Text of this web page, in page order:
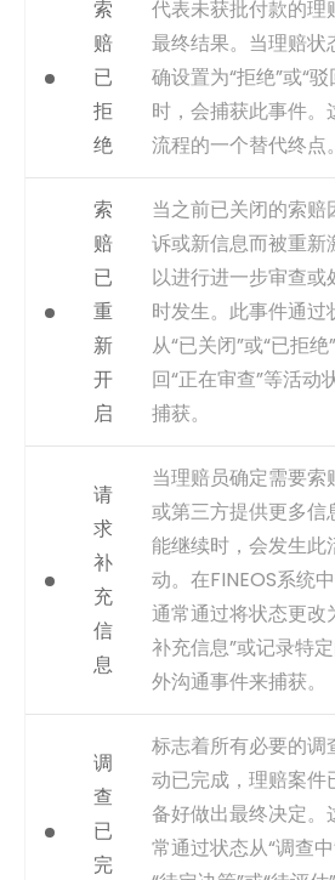
捕获
使用财务
据字段的“
间，能揭示
志着内部处
对于分析等
至关重要。
获取方式
可从理赔状
更为‘活跃’
间戳推断。
事件也可能
戳。
捕获
状态从
（待补充信
状态的
事件类型 inferred
索
赔
已
拒
绝
代表未获批付款的理
最终结果。当理赔状
确设置为“拒绝”或“驳
时，会捕获此事件。
流程的一个替代终点。
为何重要
此活动是流
点。分析导
以深入了解
单解读或潜
获取方式
可从状态历
状态被记录
绝’的时间戳
捕获
绝）或
的
事件类型 inferred
索
赔
已
重
新
开
启
当之前已关闭的索赔
诉或新信息而被重新
以进行进一步审查或
时发生。此事件通过
从“已关闭”或“已拒绝
回“正在审查”等活动
捕获。
为何重要
跟踪重新开
流程异常和
能突出显示
的case，
成本。
获取方式
可从状态从
闭’）变更
（如‘已重新
推断。这需
变化的序列
捕获
识别状态从
的时间戳。
事件类型 inferred
请
求
补
充
信
息
当理赔员确定需要索
或第三方提供更多信
能继续时，会发生此
动。在FINEOS系统
通常通过将状态更改
补充信息”或记录特
外沟通事件来捕获。
为何重要
这是一项用
循环的关键
高频率表明
问题，并可
要原因。
调
查
已
完
标志着所有必要的调
动已完成，理赔案件
备好做出最终决定。
常通过状态从“调查